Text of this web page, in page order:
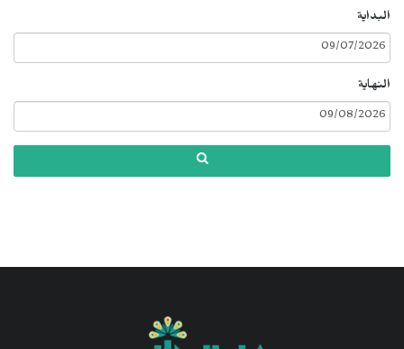
البداية
النهاية